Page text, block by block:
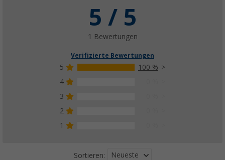
5 / 5
1 Bewertungen
Verifizierte Bewertungen
5
100 %
4
3
2
1
Sortieren: Neueste